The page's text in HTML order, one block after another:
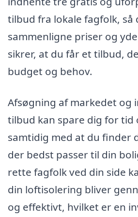
tilbud fra lokale fagfolk, så
sammenligne priser og
sikrer, at du får et tilbud,
budget og behov.
Afsøgning af markedet og
tilbud kan spare dig for tid
samtidig med at du finder
der bedst passer til din
rette fagfolk ved din side
din loftisolering bliver
og effektivt, hvilket er en